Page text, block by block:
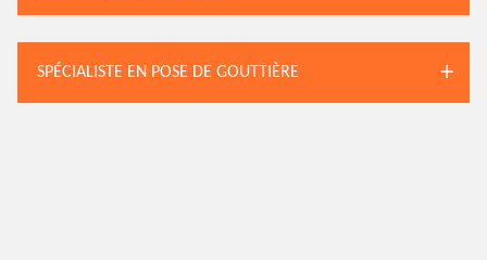
SPÉCIALISTE EN POSE DE GOUTTIÈRE